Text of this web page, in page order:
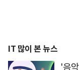
IT 많이 본 뉴스
'음